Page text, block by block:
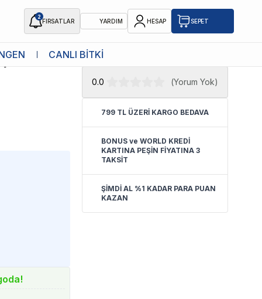
2
FIRSATLAR YARDIM HESAP SEPET
CANLI BİTKİ
Kedi
★ Atakan Petshop,
satıcısıdır.
0.0 (Yorum Yok)
799 TL ÜZERİ KARGO BEDAVA
BONUS ve WORLD KREDİ
KARTINA PEŞİN FİYATINA 3
TAKSİT
ŞİMDİ AL %1 KADAR PARA PUAN
KAZAN